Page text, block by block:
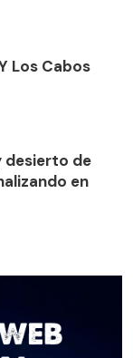
Los Cabos
desierto de
en